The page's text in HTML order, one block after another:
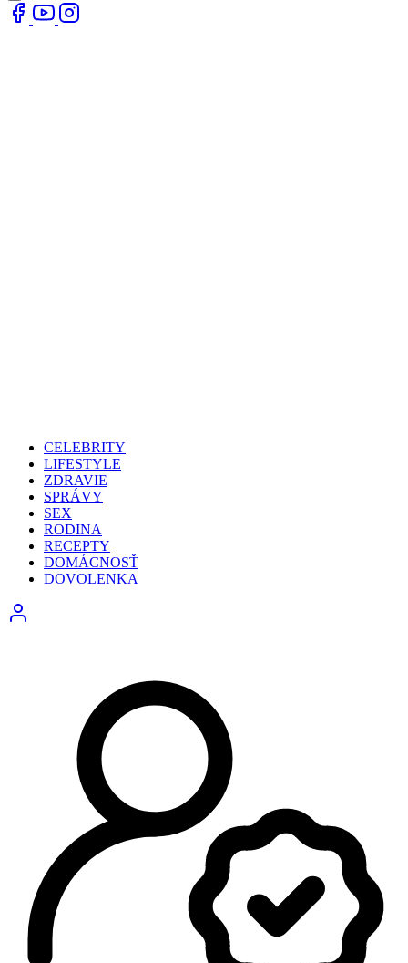
CELEBRITY
LIFESTYLE
ZDRAVIE
SPRÁVY
SEX
RODINA
RECEPTY
DOMÁCNOSŤ
DOVOLENKA